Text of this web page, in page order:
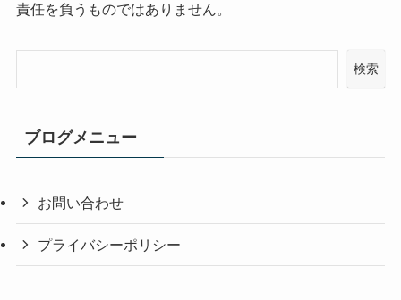
責任を負うものではありません。
検索
ブログメニュー
お問い合わせ
プライバシーポリシー